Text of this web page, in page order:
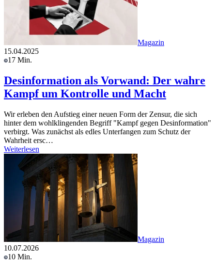
Magazin
15.04.2025
17 Min.
Desinformation als Vorwand: Der wahre
Kampf um Kontrolle und Macht
Wir erleben den Aufstieg einer neuen Form der Zensur, die sich
hinter dem wohlklingenden Begriff "Kampf gegen Desinformation"
verbirgt. Was zunächst als edles Unterfangen zum Schutz der
Wahrheit ersc…
Weiterlesen
Magazin
10.07.2026
10 Min.